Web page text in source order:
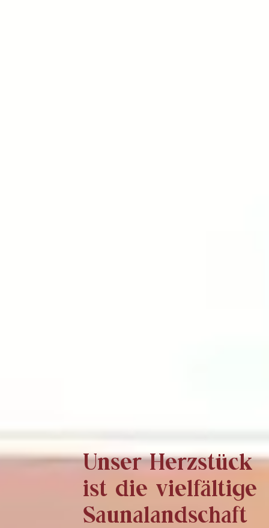
Unser Herzstück
ist die vielfältige
Saunalandschaft